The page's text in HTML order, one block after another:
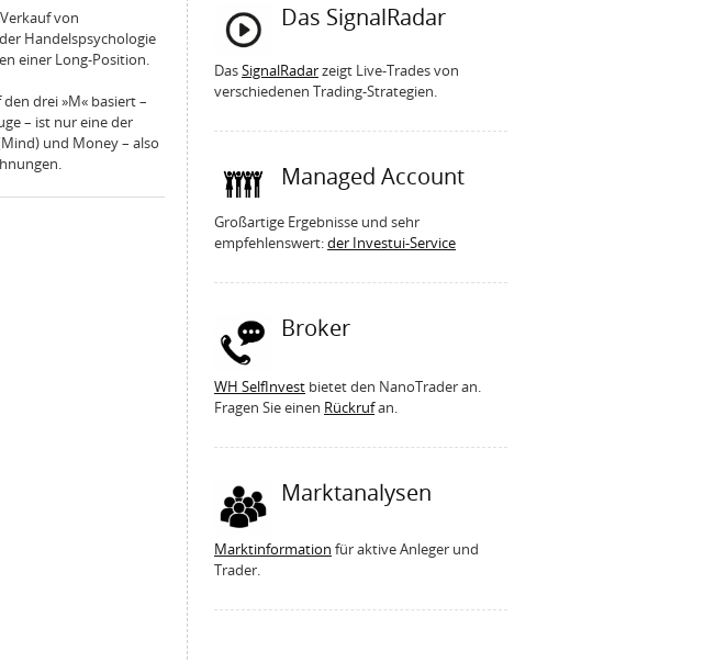
von
Handelspsychologie
einer Long-Position.
drei »M« basiert –
– ist nur eine der
und Money – also
Das SignalRadar
DasSignalRadarzeigt Live-Trades von
verschiedenen Trading-Strategien.
Managed Account
Großartige Ergebnisse und sehr
empfehlenswert:der Investui-Service
Broker
WH SelfInvest bietet den NanoTrader an.
Fragen Sie einen Rückrufan.
Marktanalysen
Marktinformation für aktive Anleger und
Trader.